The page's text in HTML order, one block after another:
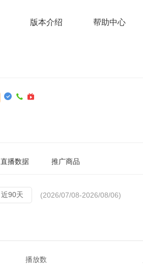
版本介绍 帮助中心
直播数据 推广商品
近90天 (2026/07/08-2026/08/06)
播放数